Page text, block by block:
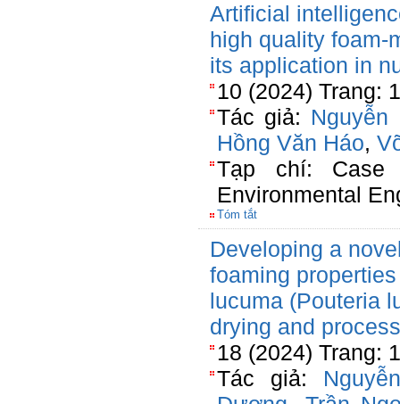
Artificial
high quality foam-
its application in
10 (2024) Trang:
Tác giả: Nguyễn
Hồng Văn Háo,
Tạp chí: Case
Environmental
Tóm tắt
Developing a
foaming
lucuma (Pouteria
drying and
18 (2024) Trang:
Tác giả: